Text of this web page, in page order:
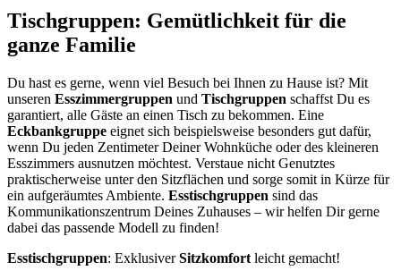
Tischgruppen: Gemütlichkeit für die
ganze Familie
Du hast es gerne, wenn viel Besuch bei Ihnen zu Hause ist? Mit
unseren Esszimmergruppen und Tischgruppen schaffst Du es
garantiert, alle Gäste an einen Tisch zu bekommen. Eine
Eckbankgruppe eignet sich beispielsweise besonders gut dafür,
wenn Du jeden Zentimeter Deiner Wohnküche oder des kleineren
Esszimmers ausnutzen möchtest. Verstaue nicht Genutztes
praktischerweise unter den Sitzflächen und sorge somit in Kürze für
ein aufgeräumtes Ambiente. Esstischgruppen sind das
Kommunikationszentrum Deines Zuhauses – wir helfen Dir gerne
dabei das passende Modell zu finden!
Esstischgruppen: ExklusiverSitzkomfort leicht gemacht!